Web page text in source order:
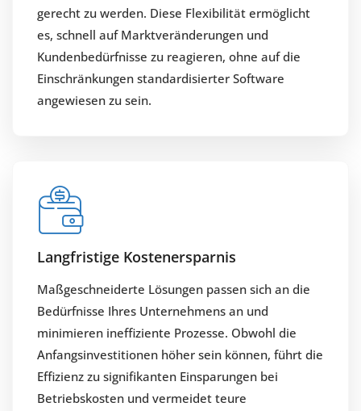
gerecht zu werden. Diese Flexibilität ermöglicht
es, schnell auf Marktveränderungen und
Kundenbedürfnisse zu reagieren, ohne auf die
Einschränkungen standardisierter Software
angewiesen zu sein.
Langfristige Kostenersparnis
Maßgeschneiderte Lösungen passen sich an die
Bedürfnisse Ihres Unternehmens an und
minimieren ineffiziente Prozesse. Obwohl die
Anfangsinvestitionen höher sein können, führt die
Effizienz zu signifikanten Einsparungen bei
Betriebskosten und vermeidet teure